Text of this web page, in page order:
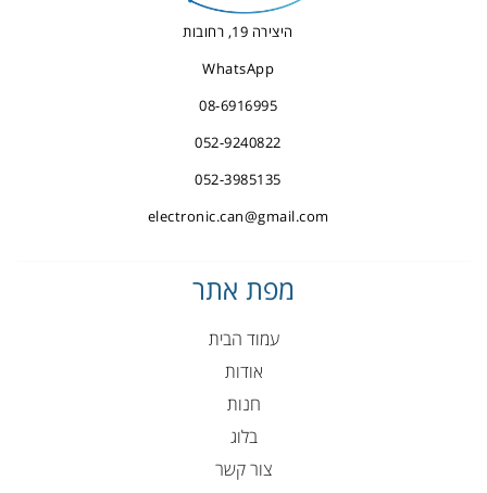
היצירה 19, רחובות
WhatsApp
08-6916995
052-9240822
052-3985135
electronic.can@gmail.com
מפת אתר
עמוד הבית
אודות
חנות
בלוג
צור קשר